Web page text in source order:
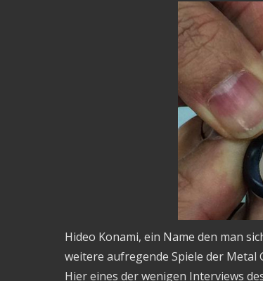
Hideo Konami, ein Name den man
weitere aufregende Spiele der Metal
Hier eines der wenigen Interviews